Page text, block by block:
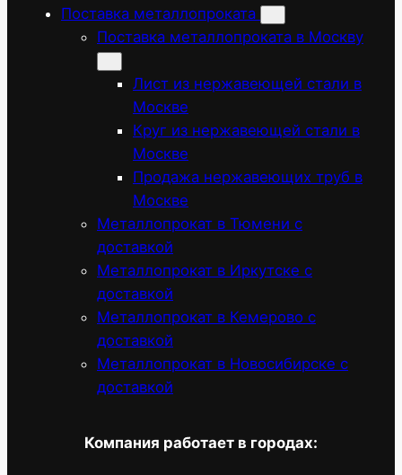
Поставка металлопроката
Поставка металлопроката в Москву
Лист из нержавеющей стали в
Москве
Круг из нержавеющей стали в
Москве
Продажа нержавеющих труб в
Москве
Металлопрокат в Тюмени с
доставкой
Металлопрокат в Иркутске с
доставкой
Металлопрокат в Кемерово с
доставкой
Металлопрокат в Новосибирске с
доставкой
Компания работает в городах: